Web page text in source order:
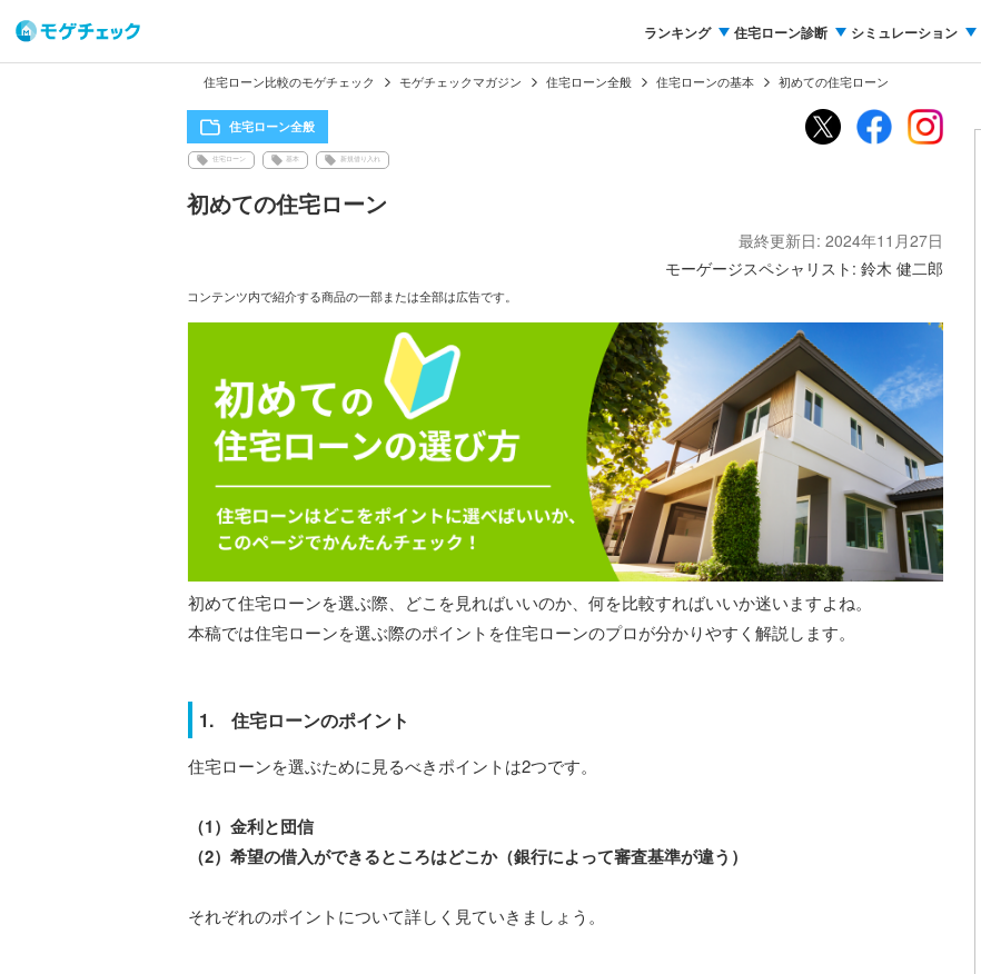
ランキング 住宅ローン診断 シミュレーション
住宅ローン比較のモゲチェック モゲチェックマガジン 住宅ローン全般 住宅ローンの基本 初めての住宅ローン
住宅ローン全般
住宅ローン 基本 新規借り入れ
初めての住宅ローン
最終更新日: 2024年11月27日
モーゲージスペシャリスト: 鈴木 健二郎
コンテンツ内で紹介する商品の一部または全部は広告です。
初めて住宅ローンを選ぶ際、どこを見ればいいのか、何を比較すればいいか迷いますよね。
本稿では住宅ローンを選ぶ際のポイントを住宅ローンのプロが分かりやすく解説します。
1. 住宅ローンのポイント
住宅ローンを選ぶために見るべきポイントは2つです。
（1）金利と団信
（2）希望の借入ができるところはどこか（銀行によって審査基準が違う）
それぞれのポイントについて詳しく見ていきましょう。